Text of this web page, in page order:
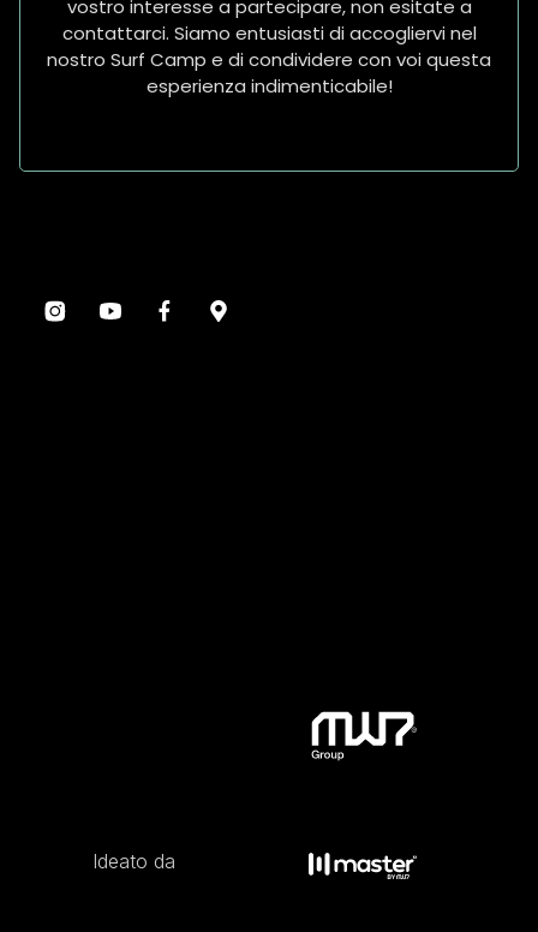
vostro interesse a partecipare, non esitate a
contattarci. Siamo entusiasti di accogliervi nel
nostro Surf Camp e di condividere con voi questa
esperienza indimenticabile!
Ideato da